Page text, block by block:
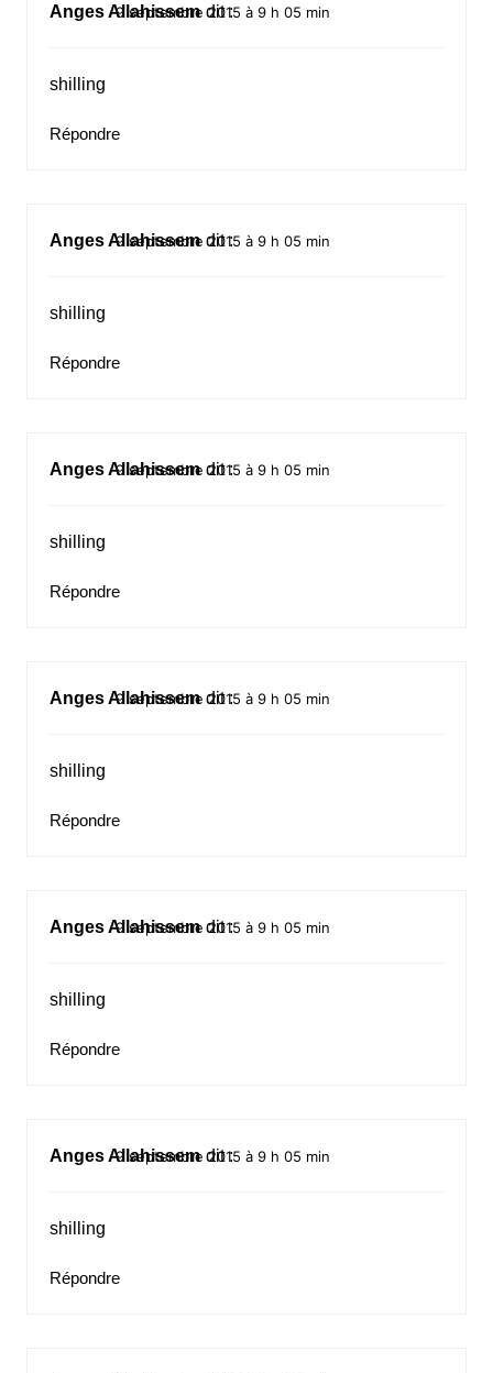
Anges Allahissem dit :
9 septembre 2015 à 9 h 05 min
shilling
Répondre
Anges Allahissem dit :
9 septembre 2015 à 9 h 05 min
shilling
Répondre
Anges Allahissem dit :
9 septembre 2015 à 9 h 05 min
shilling
Répondre
Anges Allahissem dit :
9 septembre 2015 à 9 h 05 min
shilling
Répondre
Anges Allahissem dit :
9 septembre 2015 à 9 h 05 min
shilling
Répondre
Anges Allahissem dit :
9 septembre 2015 à 9 h 05 min
shilling
Répondre